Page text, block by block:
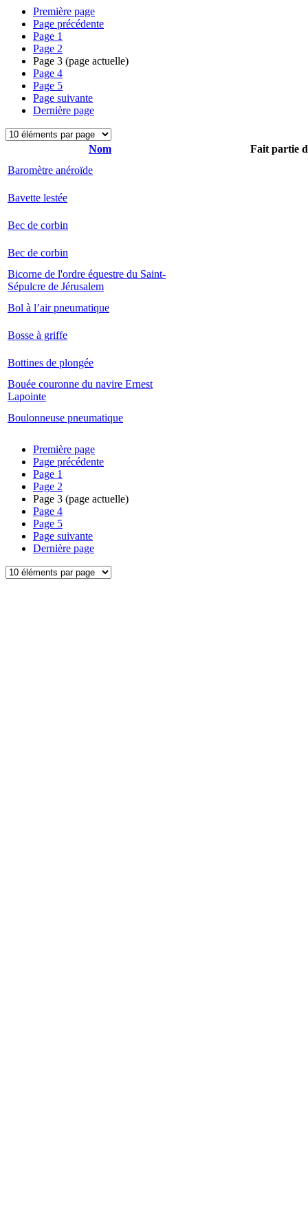
Première page
Page précédente
Page 1
Page 2
Page 3 (page actuelle)
Page 4
Page 5
Page suivante
Dernière page
Nom
Fait partie
Baromètre anéroïde
Bavette lestée
Bec de corbin
Bec de corbin
Bicorne de l'ordre équestre du Saint-
Sépulcre de Jérusalem
Bol à l’air pneumatique
Bosse à griffe
Bottines de plongée
Bouée couronne du navire Ernest
Lapointe
Boulonneuse pneumatique
Première page
Page précédente
Page 1
Page 2
Page 3 (page actuelle)
Page 4
Page 5
Page suivante
Dernière page